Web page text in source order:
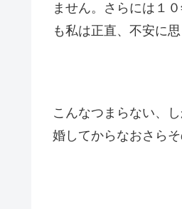
ません。さらには１
も私は正直、不安に思
こんなつまらない、
婚してからなおさら